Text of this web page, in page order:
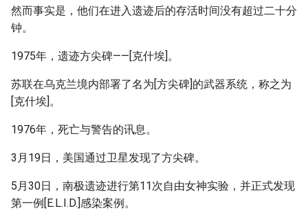
然而事实是，他们在进入遗迹后的存活时间没有超过二十分
钟。
1975年，遗迹方尖碑——[克什埃]。
苏联在乌克兰境内部署了名为[方尖碑]的武器系统，称之为
[克什埃]。
1976年，死亡与警告的讯息。
3月19日，美国通过卫星发现了方尖碑。
5月30日，南极遗迹进行第11次自由女神实验，并正式发现
第一例[E.L.I.D.]感染案例。